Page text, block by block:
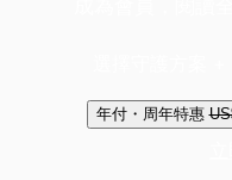
年付・周年特惠